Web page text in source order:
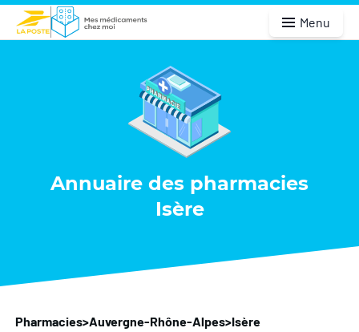
Menu
Annuaire des pharmacies
Isère
Pharmacies>Auvergne-Rhône-Alpes>Isère